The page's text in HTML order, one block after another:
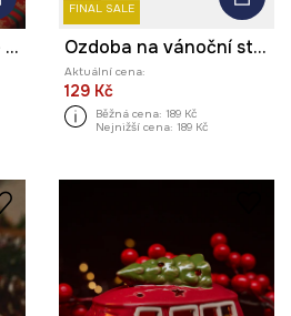
Dekorativní figurka "- sob"
FINAL SALE
Ozdoba na vánoční stromeček z plsti, handmade
Aktuální cena:
129 Kč
Běžná cena: 189 Kč
Nejnižší cena: 189 Kč